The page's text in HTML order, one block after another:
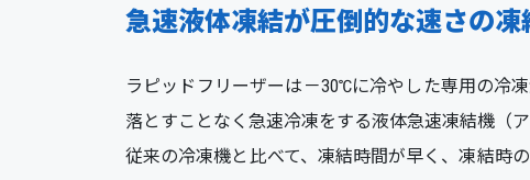
急速液体凍結が圧倒的な速さの
ラピッドフリーザーは－30℃に冷やした専用の冷
落とすことなく急速冷凍をする液体急速凍結機（
従来の冷凍機と比べて、凍結時間が早く、凍結時